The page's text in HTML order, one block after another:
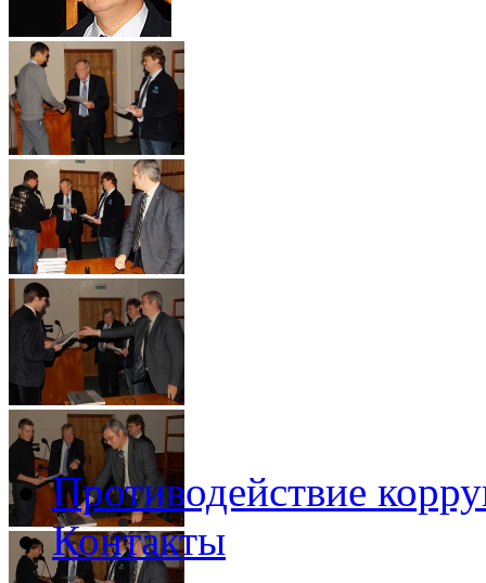
Противодействие
Контакты